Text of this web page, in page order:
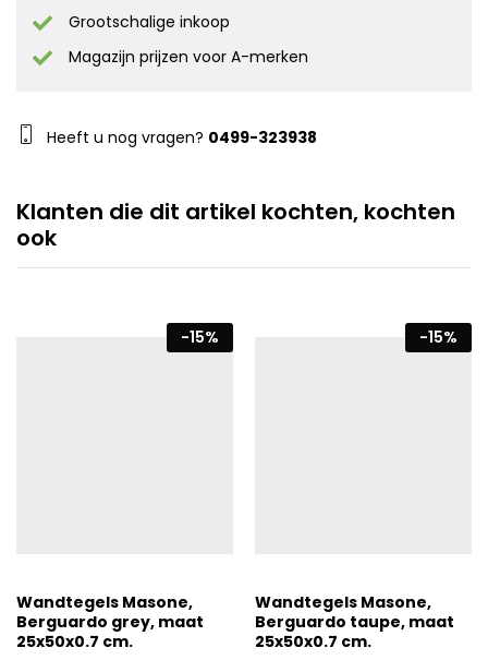
Grootschalige inkoop
Magazijn prijzen voor A-merken
Heeft u nog vragen? 0499-323938
Klanten die dit artikel kochten, kochten
ook
-15%
Wandtegels Masone,
Berguardo grey, maat
25x50x0.7 cm.
-15%
Wandtegels Masone,
Berguardo taupe, maat
25x50x0.7 cm.